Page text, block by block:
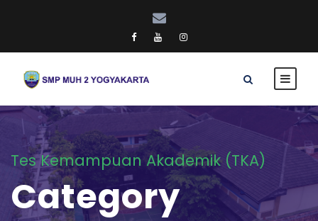
Tes Kemampuan Akademik (TKA)
Category